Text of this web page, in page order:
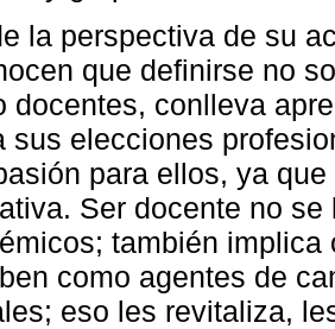
la perspectiva de su
que definirse no
docentes, conlleva
sus elecciones
para ellos, ya
Ser docente no
también
como agentes de
eso les revitaliza,